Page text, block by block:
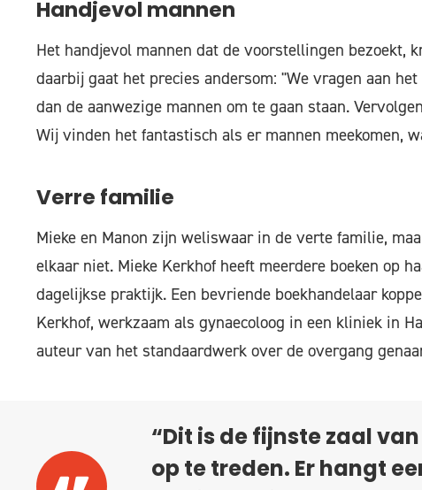
Handjevol mannen
Het handjevol mannen dat de voorstellingen bezoekt,
daarbij gaat het precies andersom: "We vragen aan
dan de aanwezige mannen om te gaan staan.
Wij vinden het fantastisch als er mannen meekomen,
Verre familie
Mieke en Manon zijn weliswaar in de verte familie,
elkaar niet. Mieke Kerkhof heeft meerdere boeken op
dagelijkse praktijk. Een bevriende boekhandelaar
Kerkhof, werkzaam als gynaecoloog in een kliniek in
auteur van het standaardwerk over de overgang
“Dit is de fijnste zaal
op te treden. Er hangt